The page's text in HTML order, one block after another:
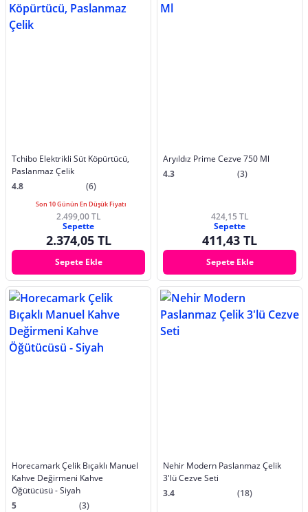
Tchibo Elektrikli Süt Köpürtücü,
Paslanmaz Çelik
4.8
(6)
Son 10 Günün En Düşük Fiyatı
2.499,00 TL
Sepette
2.374,05 TL
Sepete Ekle
Aryıldız Prime Cezve 750 Ml
4.3
(3)
424,15 TL
Sepette
411,43 TL
Sepete Ekle
Horecamark Çelik Bıçaklı Manuel
Kahve Değirmeni Kahve
Öğütücüsü - Siyah
5
(3)
Nehir Modern Paslanmaz Çelik
3'lü Cezve Seti
3.4
(18)